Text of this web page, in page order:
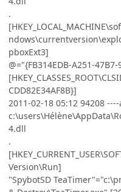
.
pboxExt3]
@="{FB314EDB-A251-
CDD82E34AF8B}]
2011-02-18 05:12 94208
4.dll
.
Version\Run]
"SpybotSD